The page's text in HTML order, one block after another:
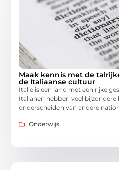
Maak kennis met de
de Italiaanse cultuur
Italië is een land met een rijke
Italianen hebben veel
onderscheiden van andere
Onderwijs